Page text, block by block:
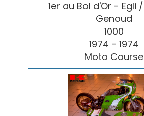
1er au Bol d'Or - Egli
Genoud
1000
1974 - 1974
Moto Course